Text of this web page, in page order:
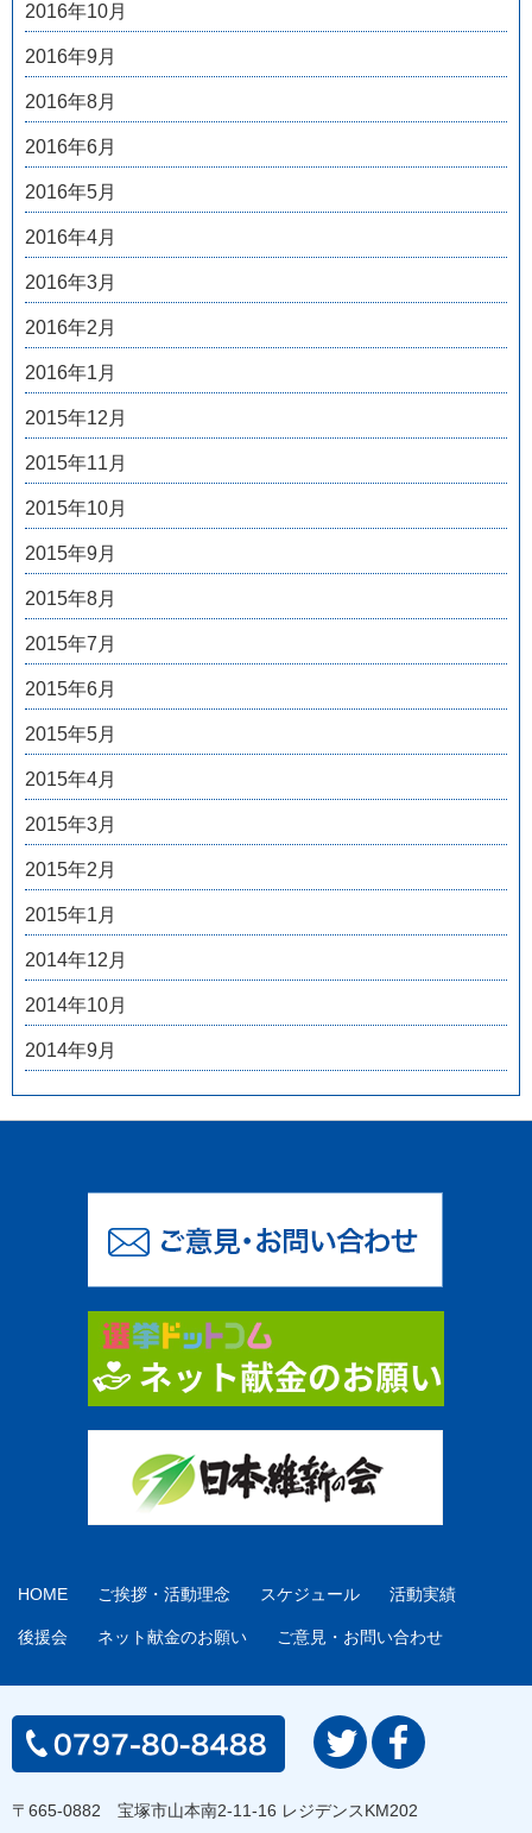
2016年10月
2016年9月
2016年8月
2016年6月
2016年5月
2016年4月
2016年3月
2016年2月
2016年1月
2015年12月
2015年11月
2015年10月
2015年9月
2015年8月
2015年7月
2015年6月
2015年5月
2015年4月
2015年3月
2015年2月
2015年1月
2014年12月
2014年10月
2014年9月
HOME ご挨拶・活動理念 スケジュール 活動実績
後援会 ネット献金のお願い ご意見・お問い合わせ
〒665-0882 宝塚市山本南2-11-16 レジデンスKM202